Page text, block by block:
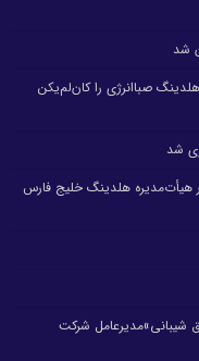
شد
صباانرژی را کان‌لم‌یکن
شد
هلدینگ خلیج فارس
شیبانی»مدیرعامل شرکت